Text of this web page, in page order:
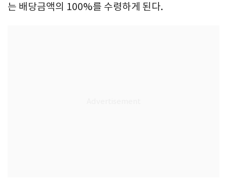
는 배당금액의 100%를 수령하게 된다.